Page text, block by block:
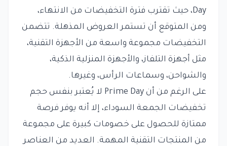
Day، حيث تقترب فترة التخفيضات من الانتهاء،
ومن المتوقع أن تستمر العروض المذهلة. تتضمن
التخفيضات مجموعة واسعة من الأجهزة التقنية،
مثل أجهزة التلفاز، والأجهزة المنزلية الذكية،
والشواحن، وسماعات الرأس، وغيرها.
على الرغم من أن Prime Day لا يُعتبر بنفس حجم
تخفيضات الجمعة السوداء، إلا أنه يوفر فرصة
ممتازة للحصول على خصومات كبيرة على مجموعة
من المنتجات التقنية المهمة. العديد من العناصر